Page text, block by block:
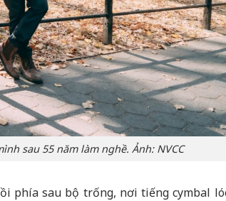
sau 55 năm làm nghề. Ảnh: NVCC
phía sau bộ trống, nơi tiếng cymbal